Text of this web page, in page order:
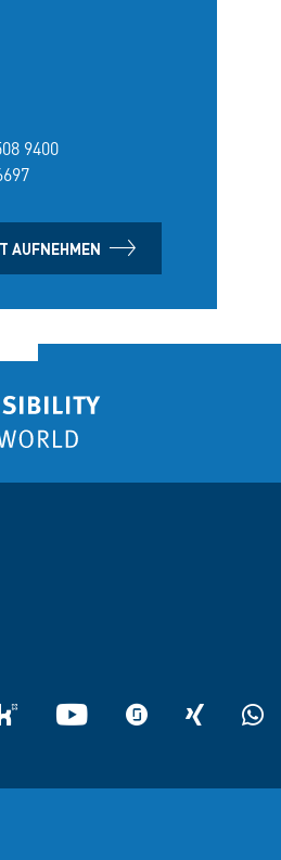
9400
AUFNEHMEN
kununu YouTube glassdoorXING